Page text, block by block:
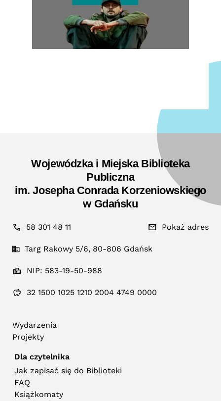
Wojewódzka i Miejska Biblioteka
Publiczna
im. Josepha Conrada Korzeniowskiego
w Gdańsku
58 301 48 11 Pokaż adres
Targ Rakowy 5/6, 80-806 Gdańsk
NIP: 583-19-50-988
32 1500 1025 1210 2004 4749 0000
Wydarzenia
Projekty
Dla czytelnika
Jak zapisać się do Biblioteki
FAQ
Książkomaty